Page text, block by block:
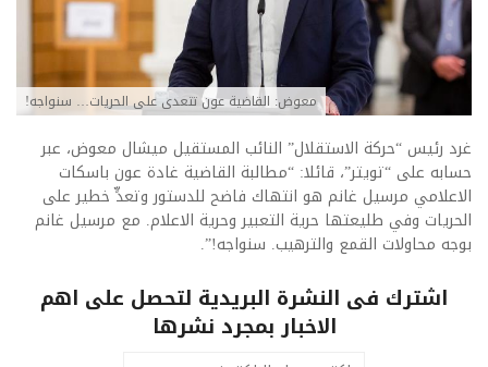
معوض: القاضية عون تتعدى على الحريات… سنواجه!
غرد رئيس “حركة الاستقلال” النائب المستقيل ميشال معوض، عبر
حسابه على “تويتر”، قائلا: “مطالبة القاضية غادة عون باسكات
الاعلامي مرسيل غانم هو انتهاك فاضح للدستور وتعدٍّ خطير على
الحريات وفي طليعتها حرية التعبير وحرية الاعلام. مع مرسيل غانم
بوجه محاولات القمع والترهيب. سنواجه!”.
اشترك فى النشرة البريدية لتحصل على اهم
الاخبار بمجرد نشرها